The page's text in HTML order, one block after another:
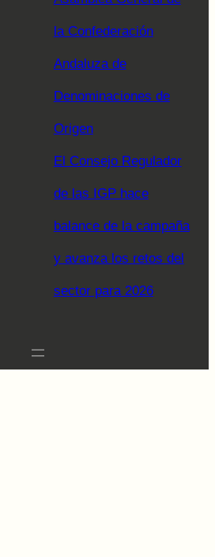
la Confederación
Andaluza de
Denominaciones de
Origen
El Consejo Regulador
de las IGP hace
balance de la campaña
y avanza los retos del
sector para 2026